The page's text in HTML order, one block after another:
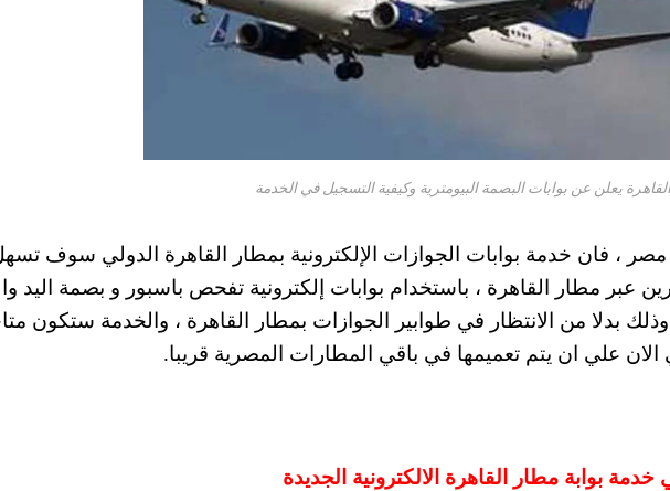
يعلن عن بوابات البصمة البيومترية وكيفية التسجيل في الخدمة
، فان خدمة بوابات الجوازات الإلكترونية بمطار القاهرة الدولي سوف
عبر مطار القاهرة ، باستخدام بوابات إلكترونية تفحص باسبور و بصمة اليد
ثانية فقط ،وذلك بدلا من الانتظار في طوابير الجوازات بمطار القاهرة ، والخدمة ستكون
علي ان يتم تعميمها في باقي المطارات المصرية قريبا.
بوابة مطار القاهرة الالكترونية الجديدة